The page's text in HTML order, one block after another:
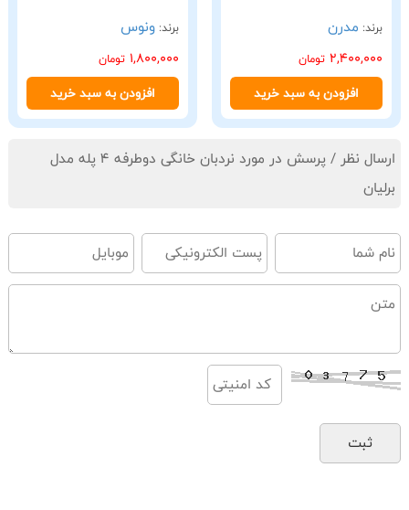
برند: مدرن
2,400,000 تومان
افزودن به سبد خرید
برند: ونوس
1,800,000 تومان
افزودن به سبد خرید
ارسال نظر / پرسش در مورد نردبان خانگی دوطرفه 4 پله مدل
برلیان